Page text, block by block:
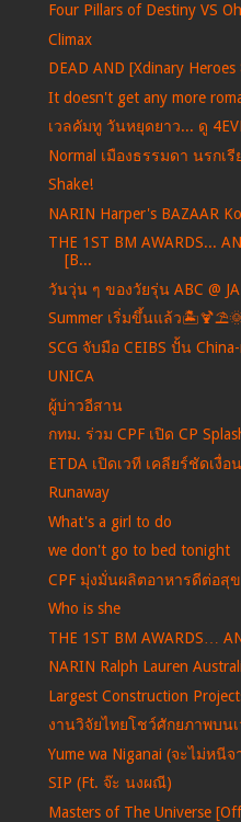
Four Pillars of Destiny VS
Climax
DEAD AND [Xdinary
It doesn't get any more
เวลคัมทู วันหยุดยาว... ดู
Normal เมืองธรรมดา นรกเ
Shake!
NARIN Harper's BAZAAR
THE 1ST BM AWARDS...
[B...
วันวุ่น ๆ ของวัยรุ่น ABC @
Summer เริ่มขึ้นแล้ว🏝️🍹⛱️🌞
SCG จับมือ CEIBS ปั้น
UNICA
ผู้บ่าวอีสาน
กทม. ร่วม CPF เปิด CP
ETDA เปิดเวที เคลียร์ชัดเงื่
Runaway
What's a girl to do
we don't go to bed tonight
CPF มุ่งมั่นผลิตอาหารดีต่อสุ
Who is she
THE 1ST BM AWARDS…
NARIN Ralph Lauren
Largest Construction
งานวิจัยไทยโชว์ศักยภาพบน
Yume wa Niganai (จะไม่หนี
SIP (Ft. จ๊ะ นงผณี)
Masters of The Universe